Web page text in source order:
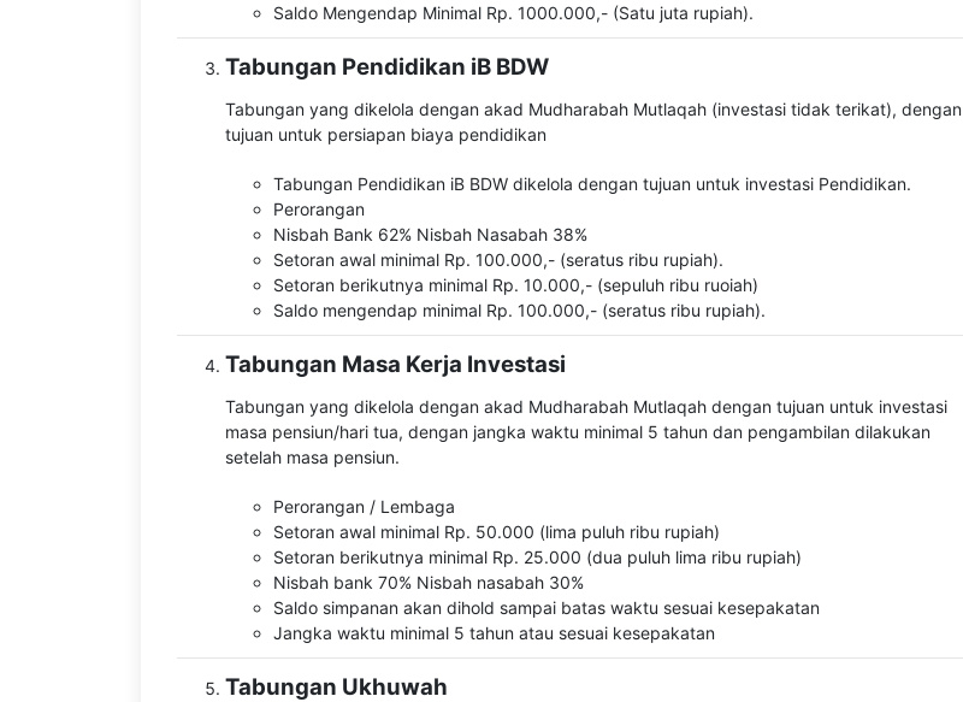
Saldo Mengendap Minimal Rp. 1000.000,- (Satu juta rupiah).
Tabungan Pendidikan iB BDW
Tabungan yang dikelola dengan akad Mudharabah Mutlaqah (investasi tidak terikat), dengan
tujuan untuk persiapan biaya pendidikan
Tabungan Pendidikan iB BDW dikelola dengan tujuan untuk investasi Pendidikan.
Perorangan
Nisbah Bank 62% Nisbah Nasabah 38%
Setoran awal minimal Rp. 100.000,- (seratus ribu rupiah).
Setoran berikutnya minimal Rp. 10.000,- (sepuluh ribu ruoiah)
Saldo mengendap minimal Rp. 100.000,- (seratus ribu rupiah).
Tabungan Masa Kerja Investasi
Tabungan yang dikelola dengan akad Mudharabah Mutlaqah dengan tujuan untuk investasi
masa pensiun/hari tua, dengan jangka waktu minimal 5 tahun dan pengambilan dilakukan
setelah masa pensiun.
Perorangan / Lembaga
Setoran awal minimal Rp. 50.000 (lima puluh ribu rupiah)
Setoran berikutnya minimal Rp. 25.000 (dua puluh lima ribu rupiah)
Nisbah bank 70% Nisbah nasabah 30%
Saldo simpanan akan dihold sampai batas waktu sesuai kesepakatan
Jangka waktu minimal 5 tahun atau sesuai kesepakatan
Tabungan Ukhuwah